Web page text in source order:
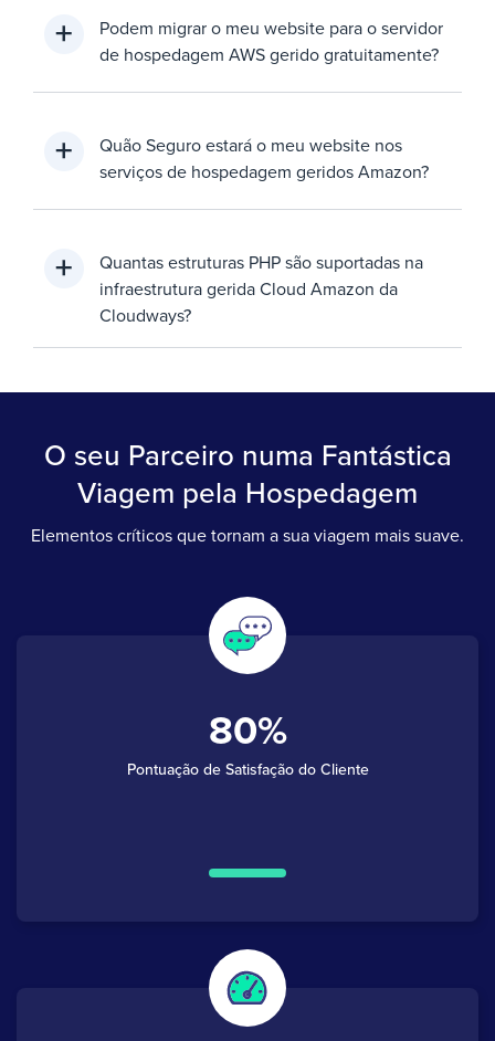
Podem migrar o meu website para o servidor
de hospedagem AWS gerido gratuitamente?
Quão Seguro estará o meu website nos
serviços de hospedagem geridos Amazon?
Quantas estruturas PHP são suportadas na
infraestrutura gerida Cloud Amazon da
Cloudways?
O seu Parceiro numa Fantástica
Viagem pela Hospedagem
Elementos críticos que tornam a sua viagem mais suave.
80
Pontuação de Satisfação do Cliente